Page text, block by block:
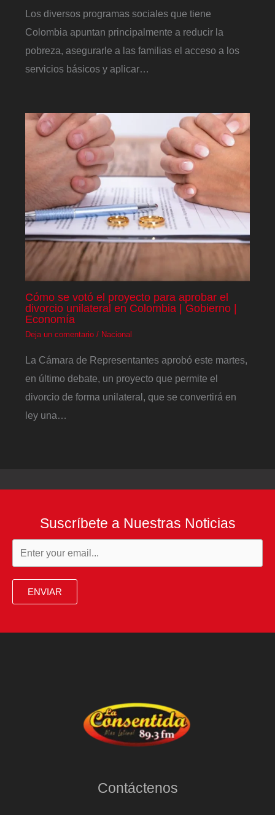
Los diversos programas sociales que tiene
Colombia apuntan principalmente a reducir la
pobreza, asegurarle a las familias el acceso a los
servicios básicos y aplicar…
Cómo se votó el proyecto para aprobar el
divorcio unilateral en Colombia | Gobierno |
Economía
Deja un comentario / Nacional
La Cámara de Representantes aprobó este martes,
en último debate, un proyecto que permite el
divorcio de forma unilateral, que se convertirá en
ley una…
Suscríbete a Nuestras Noticias
ENVIAR
Contáctenos